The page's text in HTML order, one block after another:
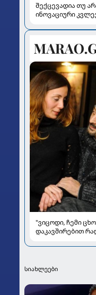
შექცევადია თუ
ინოვაციური
"ვიცოდი, ჩემი
დაკავშირებით
ოჯახზე
სიახლეები